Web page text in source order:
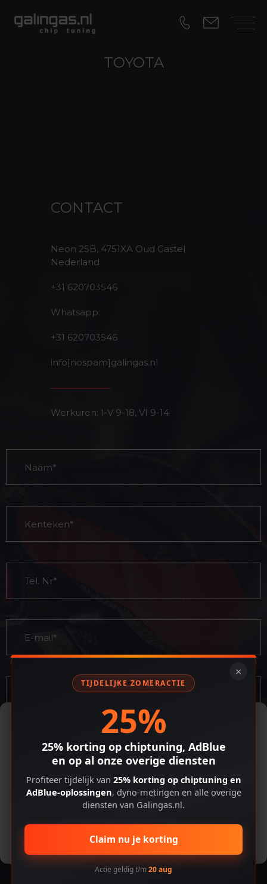
Cookiebeleid
Om de beste ervaringen te bieden, gebruiken we technologieën zoals
cookies om apparaat-informatie op te slaan en/of te openen. Door
toestemming te geven voor deze technologieën kunnen we gegevens
verwerken zoals browsegedrag of unieke ID's op deze site. Als je geen
functies en mogelijkheden nadelig beïnvloeden.
Accepteren
Voorkeuren bekijken
TOYOTA
CONTACT
Neon 25B, 4751XA Oud Gastel
Nederland
+31 620703546
Whatsapp:
+31 620703546
info[nospam]galingas.nl
Werkuren: I-V 9-18, VI 9-14
×
TIJDELIJKE ZOMERACTIE
25%
25% korting op chiptuning, AdBlue
en op al onze overige diensten
Profiteer tijdelijk van 25% korting op chiptuning en
AdBlue-oplossingen, dyno-metingen en alle overige
diensten van Galingas.nl.
Claim nu je korting
Actie geldig t/m20 aug